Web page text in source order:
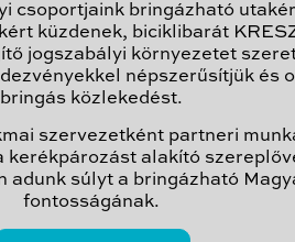
csoportjaink bringázható
küzdenek, biciklibarát
jogszabályi környezetet
népszerűsítjük és
bringás közlekedést.
szervezetként partneri
kerékpározást alakító
adunk súlyt a bringázható
fontosságának.